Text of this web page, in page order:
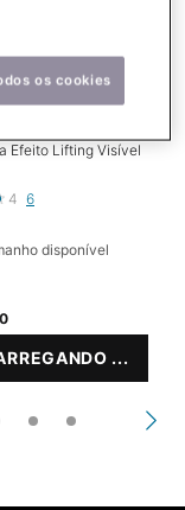
ULTRA
Efeito Lifting Visível
4 6
disponível
...
os cookies